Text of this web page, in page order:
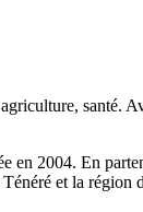
santé.
en 2004. En
et la région